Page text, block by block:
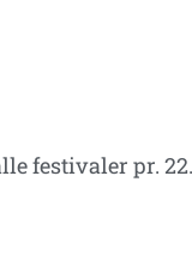
festivaler pr.